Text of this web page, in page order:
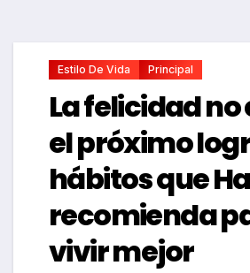
Estilo De Vida Principal
La felicidad no
el próximo
hábitos que
recomienda
vivir mejor